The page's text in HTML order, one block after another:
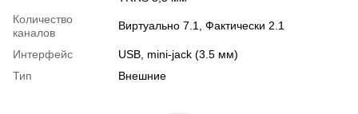
Количество
каналов
Виртуально 7.1, Фактически 2.1
Интерфейс
USB, mini-jack (3.5 мм)
Тип
Внешние